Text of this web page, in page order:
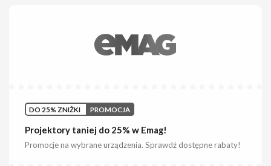
DO 25% ZNIŻKI PROMOCJA
Projektory taniej do 25% w Emag!
Promocje na wybrane urządzenia. Sprawdź dostępne rabaty!